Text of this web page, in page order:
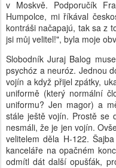
v Moskvě. Podporučík
Humpolce, mi říkával
kontráši načapajú, tak sa z
jsi můj velitel!", byla moje
Slobodník Juraj Balog
psychóz a neuróz. Jednou
vojín a když přijel zpátky,
uniformě (který normální
uniformu? Jen magor) a
stále ještě vojín. Prostě se
nesmáli, že je jen vojín.
velitelem děla H-122.
kanceláře na opačném
odmítl dát další opušťák,